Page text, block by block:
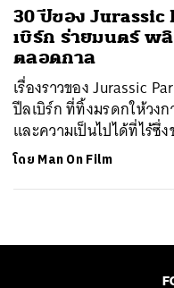
30 ปีของ Jurassic
เบิร์ก ร่ายมนตร์ พ
ตลอดกาล
เรื่องราวของ Jurassic
ปีลเบิร์ก ที่ทิ้งมรดกให้วง
และความเป็นไปได้ที่ไร้ซึ่
โดย Man On Film